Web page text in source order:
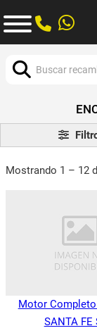
Mostrando 1 – 12
Motor
SANTA FE